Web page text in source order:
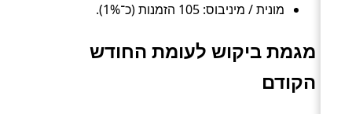
מונית / מיניבוס: 105 הזמנות (כ־1%).
מגמת ביקוש לעומת החודש
הקודם